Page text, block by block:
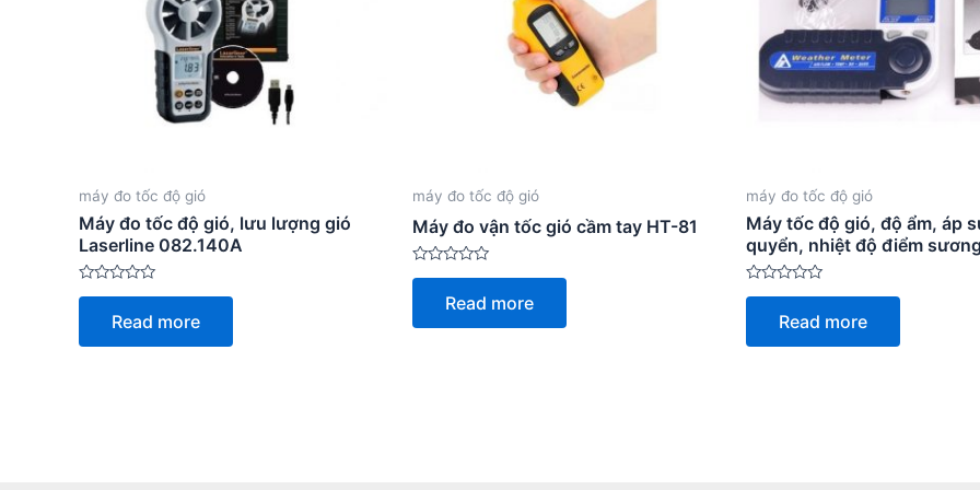
máy đo tốc độ gió
Máy đo tốc độ gió, lưu lượng gió
Laserline 082.140A
Rated
5
Read more
máy đo tốc độ gió
Máy đo vận tốc gió cầm tay HT-81
Rated
5
Read more
máy đo tốc độ gió
Máy tốc độ gió, độ ẩm, áp
quyển, nhiệt độ điểm
Rated
5
Read more